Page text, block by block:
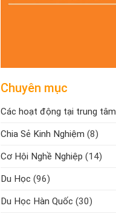
Chuyên mục
Các hoạt động tại trung tâm
Chia Sẻ Kinh Nghiệm (8)
Cơ Hội Nghề Nghiệp (14)
Du Học (96)
Du Học Hàn Quốc (30)